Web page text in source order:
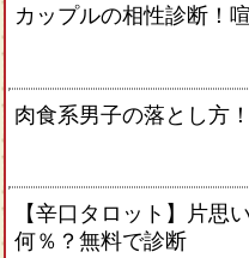
カップルの相性診断！
肉食系男子の落とし方
【辛口タロット】片思
何％？無料で診断